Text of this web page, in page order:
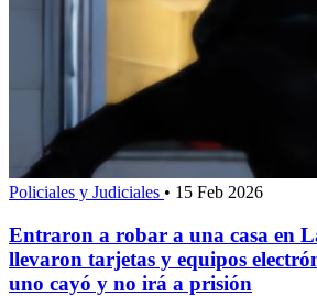
Policiales y Judiciales • 15 Feb 2026
Entraron a robar a una casa en
llevaron tarjetas y equipos
uno cayó y no irá a prisión